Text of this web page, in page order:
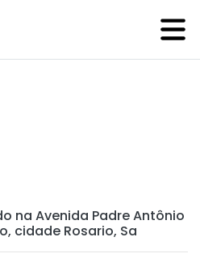
na Avenida Padre Antônio
cidade Rosario, Sa